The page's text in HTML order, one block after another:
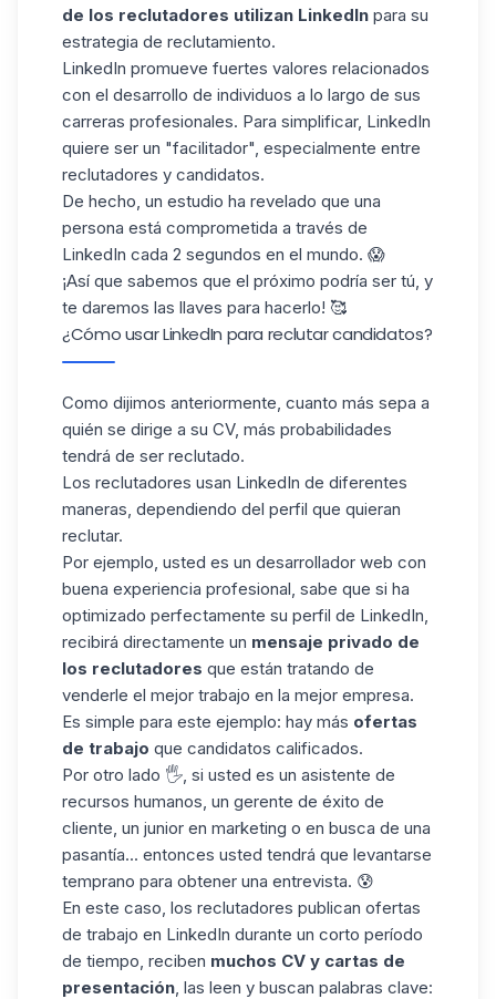
de los reclutadores utilizan LinkedIn para su
estrategia de reclutamiento.
LinkedIn promueve fuertes valores relacionados
con el desarrollo de individuos a lo largo de sus
carreras profesionales. Para simplificar, LinkedIn
quiere ser un "facilitador", especialmente entre
reclutadores y candidatos.
De hecho, un estudio ha revelado que una
persona está comprometida a través de
LinkedIn cada 2 segundos en el mundo. 😱
¡Así que sabemos que el próximo podría ser tú, y
te daremos las llaves para hacerlo! 🥰
¿Cómo usar LinkedIn para reclutar candidatos?
Como dijimos anteriormente, cuanto más sepa a
quién se dirige a su CV, más probabilidades
tendrá de ser reclutado.
Los reclutadores usan LinkedIn de diferentes
maneras, dependiendo del perfil que quieran
reclutar.
Por ejemplo, usted es un desarrollador web con
buena experiencia profesional, sabe que si ha
optimizado perfectamente su perfil de LinkedIn,
recibirá directamente un mensaje privado de
los reclutadores que están tratando de
venderle el mejor trabajo en la mejor empresa.
Es simple para este ejemplo: hay más ofertas
de trabajo que candidatos calificados.
Por otro lado 🖐, si usted es un asistente de
recursos humanos, un gerente de éxito de
cliente, un junior en marketing o en busca de una
pasantía... entonces usted tendrá que levantarse
temprano para obtener una entrevista. 😰
En este caso, los reclutadores publican ofertas
de trabajo en LinkedIn durante un corto período
de tiempo, reciben muchos CV y cartas de
presentación, las leen y buscan palabras clave: